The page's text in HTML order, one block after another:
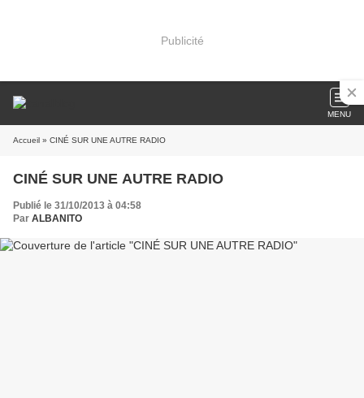
Publicité
MENU
Accueil » CINÉ SUR UNE AUTRE RADIO
CINÉ SUR UNE AUTRE RADIO
Publié le 31/10/2013 à 04:58
Par ALBANITO